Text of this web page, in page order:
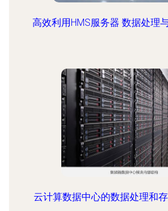
高效利用HMS服务器 数据处理
云计算数据中心的数据处理和